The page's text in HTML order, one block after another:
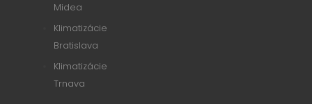
Midea
Klimatizácie
Bratislava
Klimatizácie
Trnava